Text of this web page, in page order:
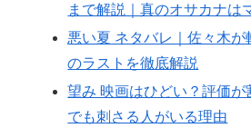
まで解説｜真のオサカナは
悪い夏 ネタバレ｜佐々木
のラストを徹底解説
望み 映画はひどい？評価
でも刺さる人がいる理由